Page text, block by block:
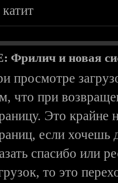
Фрилич и новая
просмотре
что при
Это крайне
если хочешь
спасибо или
то это